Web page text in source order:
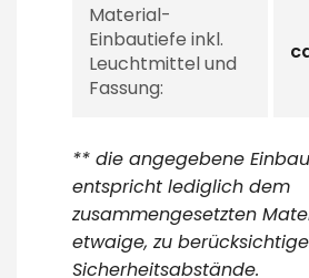
Material-
Einbautiefe inkl.
Leuchtmittel und
Fassung:
** die angegebene
entspricht lediglich dem
zusammengesetzten
etwaige, zu
Sicherheitsabstände.